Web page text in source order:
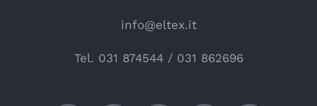
info@eltex.it
Tel. 031 874544/ 031 862696